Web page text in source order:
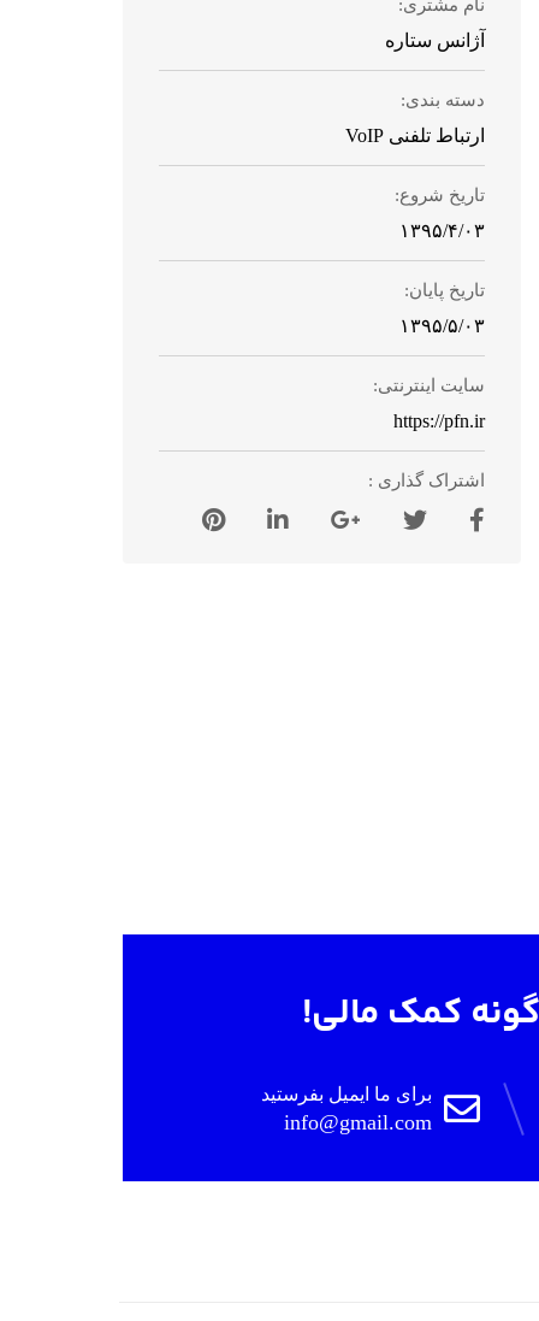
نام مشتری:
آژانس ستاره
دسته بندی:
ارتباط تلفنی VoIP
تاریخ شروع:
۱۳۹۵/۴/۰۳
تاریخ پایان:
۱۳۹۵/۵/۰۳
سایت اینترنتی:
https://pfn.ir
اشتراک گذاری :
گونه کمک مالی!
برای ما ایمیل بفرستید
info@gmail.com